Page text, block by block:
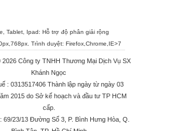
Tablet, Ipad: Hỗ trợ độ phân giải rộng
Trình duyệt: Firefox Chrome IE>7
Công ty TNHH Thương Mại Dịch Vụ SX
Khánh Ngọc
: 0313517406 Thành lập ngày từ ngày 03
2015 do Sở kế hoạch và đầu tư TP HCM
cấp.
69/23/13 Đường Số 3, P. Bình Hưng Hòa, Q.